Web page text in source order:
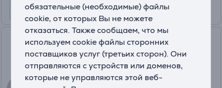
обязательные (необходимые) файлы
cookie, от которых Вы не можете
отказаться. Также сообщаем, что мы
используем cookie файлы сторонних
поставщиков услуг (третьих сторон). Они
отправляются с устройств или доменов,
которые не управляются этой веб-
Ninja, Swirl by CREAMi Soft
Serve, 2 шт. - Стаканчики для
мороженицы
XSK7PNTLD2EUK